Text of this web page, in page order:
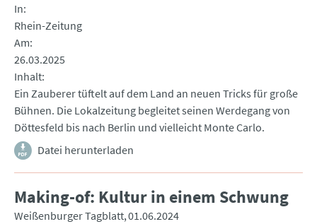
In
Rhein-Zeitung
Am
26.03.2025
Inhalt
Ein Zauberer tüftelt auf dem Land an neuen Tricks für große
Bühnen. Die Lokalzeitung begleitet seinen Werdegang von
Döttesfeld bis nach Berlin und vielleicht Monte Carlo.
Datei herunterladen
Making-of: Kultur in einem Schwung
Weißenburger Tagblatt 01.06.2024